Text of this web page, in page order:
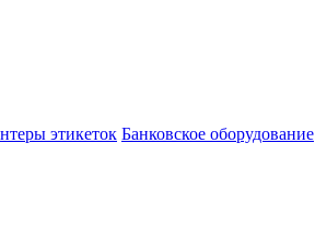
этикеток Банковское оборудование